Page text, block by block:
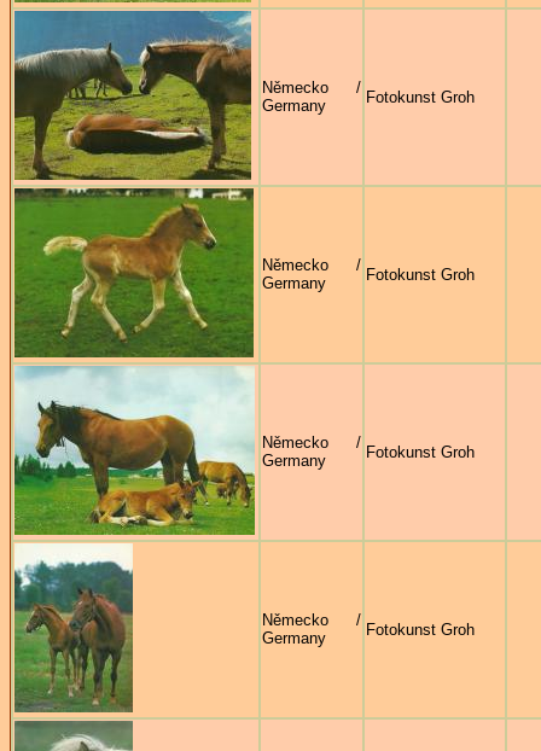
Německo /
Germany
Fotokunst Groh
Německo /
Germany
Fotokunst Groh
Německo /
Germany
Fotokunst Groh
Německo /
Germany
Fotokunst Groh